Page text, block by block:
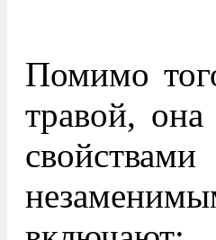
Помимо
травой,